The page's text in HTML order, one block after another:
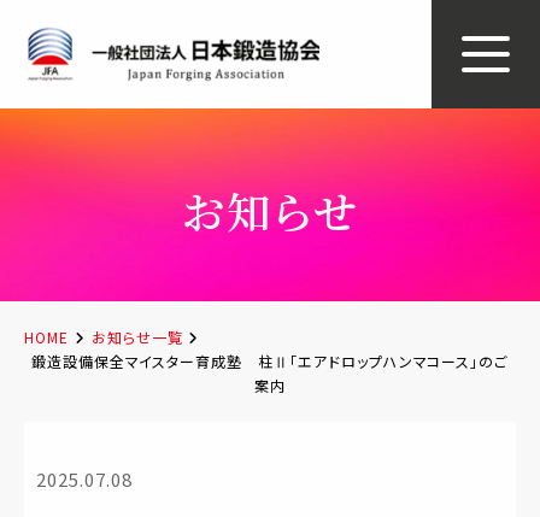
お知らせ
HOME
お知らせ一覧
鍛造設備保全マイスター育成塾 柱Ⅱ「エアドロップハンマコース」のご
案内
2025.07.08